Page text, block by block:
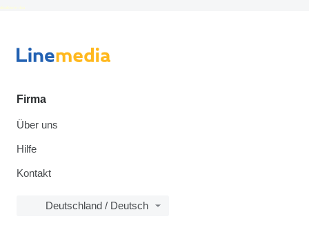
disallow-in-dsa
Firma
Über uns
Hilfe
Kontakt
Deutschland / Deutsch